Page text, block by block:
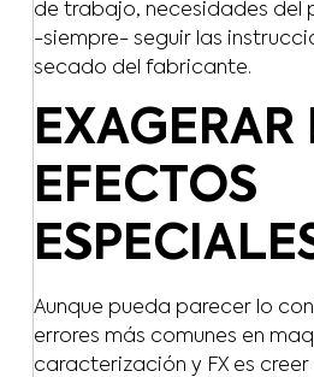
de trabajo, necesidades del
-siempre- seguir las
secado del fabricante.
EXAGERAR
EFECTOS
Aunque pueda parecer lo
errores más comunes en
caracterización y FX es creer